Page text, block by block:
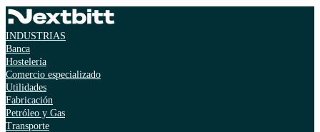
INDUSTRIAS
Banca
Hostelería
Comercio especializado
Utilidades
Fabricación
Petróleo y Gas
Transporte